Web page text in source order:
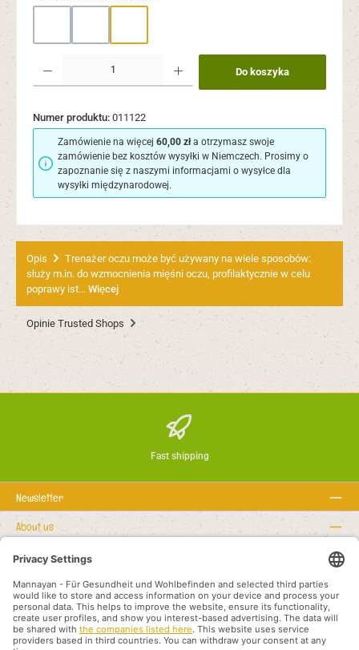
Ilość produktu: Wprowadź żądaną ilość lub użyj przycisków, aby zwiększyć lub
Do koszyka
Numer produktu: 011122
Zamówienie na więcej60,00 zła otrzymasz swoje
zamówienie bez kosztów wysyłki w Niemczech. Prosimy o
zapoznanie się z naszymi informacjami o wysyłce dla
wysyłki międzynarodowej.
Opis
Trenażer oczu może być używany na wiele sposobów:
służy m.in. do wzmocnienia mięśni oczu, profilaktycznie w celu
poprawy ist… Więcej
Opinie Trusted Shops
Fast shipping
Newsletter
About us
Regułki prawne
Serwisowa linia hotline
Recommended links
Metody płatności